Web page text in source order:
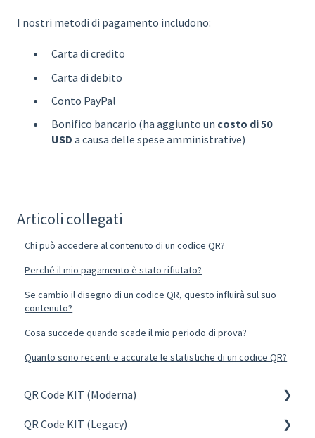
I nostri metodi di pagamento includono:
Carta di credito
Carta di debito
Conto PayPal
Bonifico bancario (ha aggiunto un costo di 50
USD a causa delle spese amministrative)
Articoli collegati
Chi può accedere al contenuto di un codice QR?
Perché il mio pagamento è stato rifiutato?
Se cambio il disegno di un codice QR, questo influirà sul suo
contenuto?
Cosa succede quando scade il mio periodo di prova?
Quanto sono recenti e accurate le statistiche di un codice QR?
QR Code KIT (Moderna)
Creare
QR Code KIT (Legacy)